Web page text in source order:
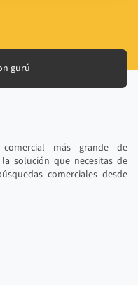
gurú
más grande de
solución que necesitas de
comerciales desde